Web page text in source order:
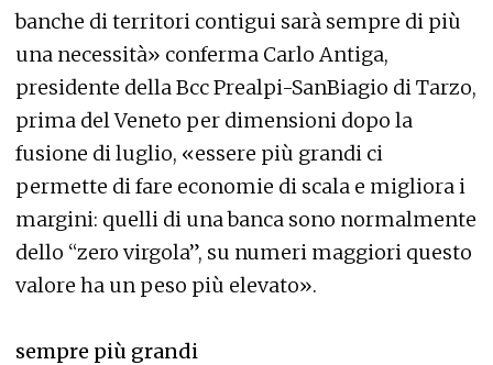
banche di territori contigui sarà sempre di più
una necessità» conferma Carlo Antiga,
presidente della Bcc Prealpi-SanBiagio di Tarzo,
prima del Veneto per dimensioni dopo la
fusione di luglio, «essere più grandi ci
permette di fare economie di scala e migliora i
margini: quelli di una banca sono normalmente
dello “zero virgola”, su numeri maggiori questo
valore ha un peso più elevato».
sempre più grandi